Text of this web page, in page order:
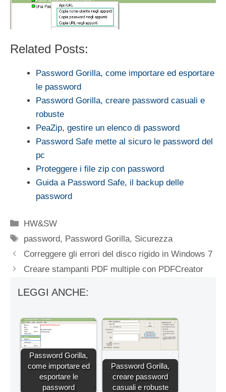
Related Posts:
Password Gorilla, come importare ed esportare
le password
Password Gorilla, creare password casuali e
robuste
PeaZip, gestire un elenco di password
Password Safe mette al sicuro le password del
pc
Proteggere i file zip con password
Guida a Password Safe, il backup delle
password
Categorie
HW&SW
Tag
password, Password Gorilla, Sicurezza
Correggere gli errori del disco rigido in Windows 7
Creare stampanti PDF multiple con PDFCreator
LEGGI ANCHE:
Password Gorilla,
come importare ed
esportare le
password
Password Gorilla,
creare password
casuali e robuste